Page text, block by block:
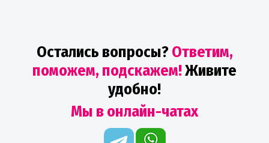
Остались вопросы?Ответим,
поможем, подскажем!Живите
удобно!
Мы в онлайн-чатах